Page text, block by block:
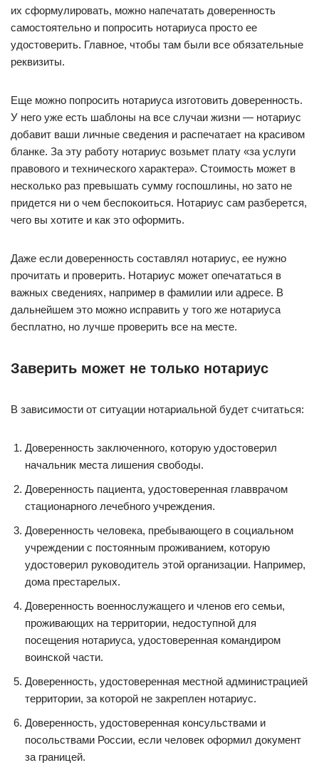
их сформулировать, можно напечатать доверенность
самостоятельно и попросить нотариуса просто ее
удостоверить. Главное, чтобы там были все обязательные
реквизиты.
Еще можно попросить нотариуса изготовить доверенность.
У него уже есть шаблоны на все случаи жизни — нотариус
добавит ваши личные сведения и распечатает на красивом
бланке. За эту работу нотариус возьмет плату «за услуги
правового и технического характера». Стоимость может в
несколько раз превышать сумму госпошлины, но зато не
придется ни о чем беспокоиться. Нотариус сам разберется,
чего вы хотите и как это оформить.
Даже если доверенность составлял нотариус, ее нужно
прочитать и проверить. Нотариус может опечататься в
важных сведениях, например в фамилии или адресе. В
дальнейшем это можно исправить у того же нотариуса
бесплатно, но лучше проверить все на месте.
Заверить может не только нотариус
В зависимости от ситуации нотариальной будет считаться:
Доверенность заключенного, которую удостоверил
начальник места лишения свободы.
Доверенность пациента, удостоверенная главврачом
стационарного лечебного учреждения.
Доверенность человека, пребывающего в социальном
учреждении с постоянным проживанием, которую
удостоверил руководитель этой организации. Например,
дома престарелых.
Доверенность военнослужащего и членов его семьи,
проживающих на территории, недоступной для
посещения нотариуса, удостоверенная командиром
воинской части.
Доверенность, удостоверенная местной администрацией
территории, за которой не закреплен нотариус.
Доверенность, удостоверенная консульствами и
посольствами России, если человек оформил документ
за границей.